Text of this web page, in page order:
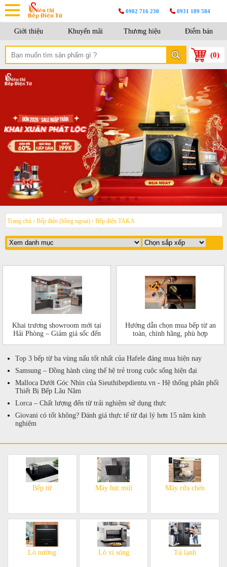
0902 716 230 0931 189 584
Giới thiệu Khuyến mãi Thương hiệu Điểm bán
(0)
Trang chủ › Bếp điện (hồng ngoại) › Bếp điện TAKA
Khai trương showroom mới tại
Hải Phòng – Giảm giá sốc đến
Hướng dẫn chọn mua bếp từ an
toàn, chính hãng, phù hợp
Top 3 bếp từ ba vùng nấu tốt nhất của Hafele đáng mua hiện nay
Samsung – Đồng hành cùng thế hệ trẻ trong cuộc sống hiện đại
Malloca Dưới Góc Nhìn của Sieuthibepdientu.vn - Hệ thống phân phối
Thiết Bị Bếp Lâu Năm
Lorca – Chất lượng đến từ trải nghiệm sử dụng thực
Giovani có tốt không? Đánh giá thực tế từ đại lý hơn 15 năm kinh
nghiệm
Bếp từ Máy hút mùi Máy rửa chén
Lò nướng Lò vi sóng Tủ lạnh